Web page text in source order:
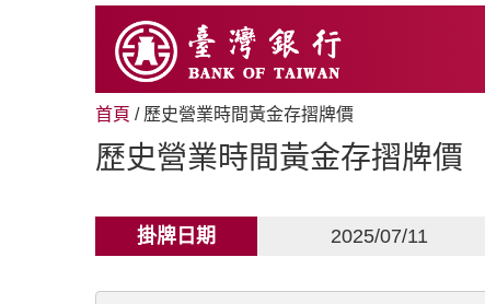
首頁 / 歷史營業時間黃金存摺牌價
歷史營業時間黃金存摺牌價
掛牌日期 2025/07/11